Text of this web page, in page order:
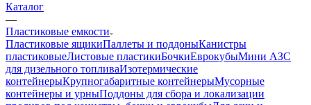
Каталог
—
Пластиковые емкости
Пластиковые ящикиПаллеты и поддоныКанистры
пластиковыеЛистовые пластикиБочкиЕврокубыМини АЗС
для дизельного топливаИзотермические
контейнерыКрупногабаритные контейнерыМусорные
контейнеры и урныПоддоны для сбора и локализации